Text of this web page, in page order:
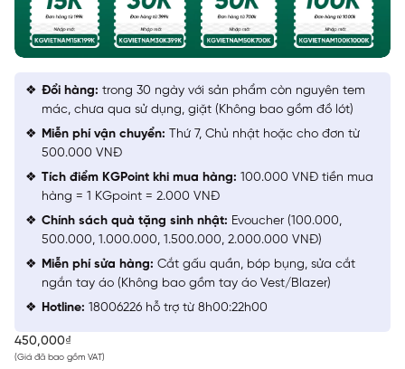
450,000₫
(Giá đã bao gồm VAT)
Đổi hàng: trong 30 ngày với sản phẩm còn nguyên tem
mác, chưa qua sử dụng, giặt (Không bao gồm đồ lót)
Miễn phí vận chuyển: Thứ 7, Chủ nhật hoặc cho đơn từ
500.000 VNĐ
Tích điểm KGPoint khi mua hàng: 100.000 VNĐ tiền mua
hàng = 1 KGpoint = 2.000 VNĐ
Chính sách quà tặng sinh nhật: Evoucher (100.000,
500.000, 1.000.000, 1.500.000, 2.000.000 VNĐ)
Miễn phí sửa hàng: Cắt gấu quần, bóp bụng, sửa cắt
ngắn tay áo (Không bao gồm tay áo Vest/Blazer)
Hotline: 18006226 hỗ trợ từ 8h00:22h00